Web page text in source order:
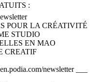
:
POUR LA CRÉATIVITÉ
STUDIO
EN MAO
CREATIF
newsletter ___